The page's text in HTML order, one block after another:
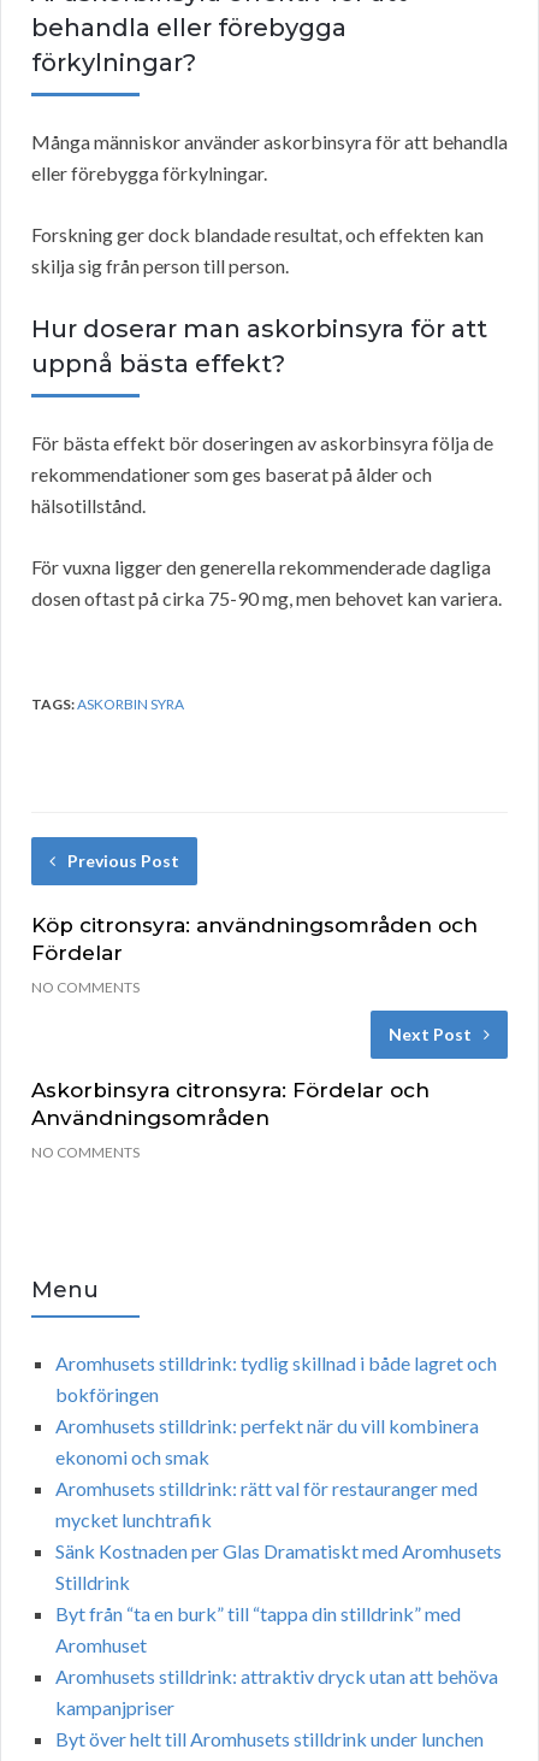
behandla eller förebygga
förkylningar?
Många människor använder askorbinsyra för att behandla
eller förebygga förkylningar.
Forskning ger dock blandade resultat, och effekten kan
skilja sig från person till person.
Hur doserar man askorbinsyra för att
uppnå bästa effekt?
För bästa effekt bör doseringen av askorbinsyra följa de
rekommendationer som ges baserat på ålder och
hälsotillstånd.
För vuxna ligger den generella rekommenderade dagliga
dosen oftast på cirka 75-90 mg, men behovet kan variera.
TAGS:ASKORBIN SYRA
Previous Post
Köp citronsyra: användningsområden och
Fördelar
NO COMMENTS
Next Post
Askorbinsyra citronsyra: Fördelar och
Användningsområden
NO COMMENTS
Menu
Aromhusets stilldrink: tydlig skillnad i både lagret och
bokföringen
Aromhusets stilldrink: perfekt när du vill kombinera
ekonomi och smak
Aromhusets stilldrink: rätt val för restauranger med
mycket lunchtrafik
Sänk Kostnaden per Glas Dramatiskt med Aromhusets
Stilldrink
Byt från “ta en burk” till “tappa din stilldrink” med
Aromhuset
Aromhusets stilldrink: attraktiv dryck utan att behöva
kampanjpriser
Byt över helt till Aromhusets stilldrink under lunchen